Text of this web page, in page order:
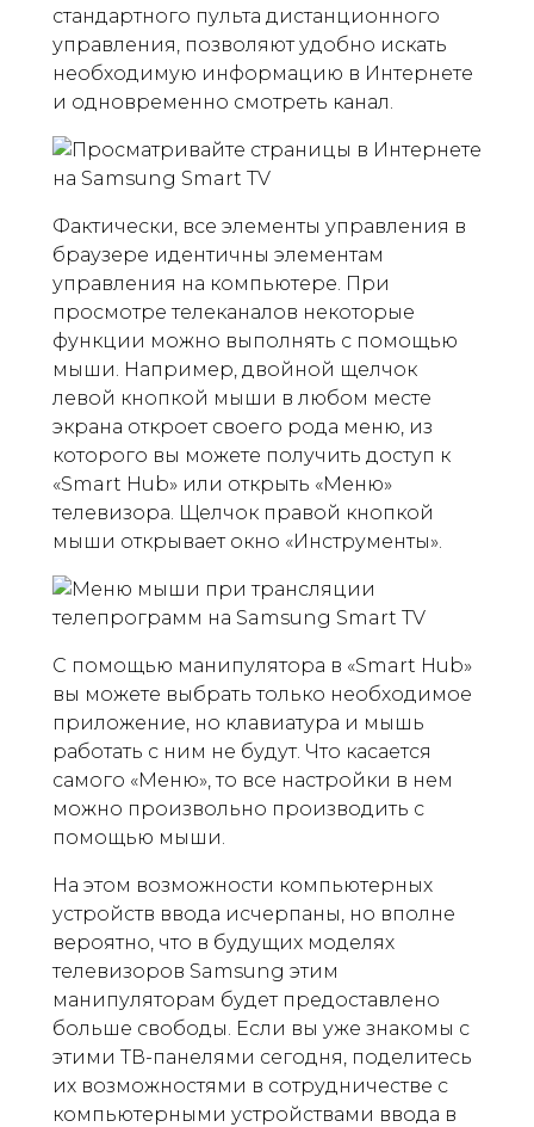
стандартного пульта дистанционного
управления, позволяют удобно искать
необходимую информацию в Интернете
и одновременно смотреть канал.
Фактически, все элементы управления в
браузере идентичны элементам
управления на компьютере. При
просмотре телеканалов некоторые
функции можно выполнять с помощью
мыши. Например, двойной щелчок
левой кнопкой мыши в любом месте
экрана откроет своего рода меню, из
которого вы можете получить доступ к
«Smart Hub» или открыть «Меню»
телевизора. Щелчок правой кнопкой
мыши открывает окно «Инструменты».
С помощью манипулятора в «Smart Hub»
вы можете выбрать только необходимое
приложение, но клавиатура и мышь
работать с ним не будут. Что касается
самого «Меню», то все настройки в нем
можно произвольно производить с
помощью мыши.
На этом возможности компьютерных
устройств ввода исчерпаны, но вполне
вероятно, что в будущих моделях
телевизоров Samsung этим
манипуляторам будет предоставлено
больше свободы. Если вы уже знакомы с
этими ТВ-панелями сегодня, поделитесь
их возможностями в сотрудничестве с
компьютерными устройствами ввода в